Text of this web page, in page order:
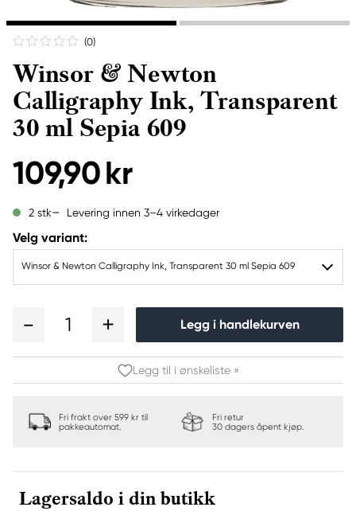
(0)
Winsor & Newton
Calligraphy Ink, Transparent
30 ml Sepia 609
109,90 kr
2 stk Levering innen 3–4 virkedager
Velg variant:
Winsor & Newton Calligraphy Ink, Transparent 30 ml Sepia 609
1 Legg i handlekurven
Legg til i ønskeliste »
Fri frakt over 599 kr til
pakkeautomat.
Fri retur
30 dagers åpent kjøp.
Lagersaldo i din butikk